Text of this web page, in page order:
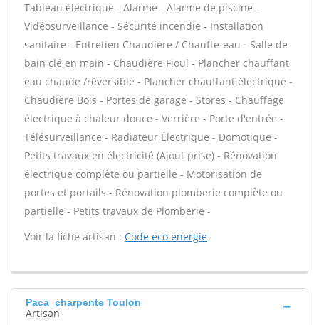
Tableau électrique - Alarme - Alarme de piscine -
Vidéosurveillance - Sécurité incendie - Installation
sanitaire - Entretien Chaudière / Chauffe-eau - Salle de
bain clé en main - Chaudière Fioul - Plancher chauffant
eau chaude /réversible - Plancher chauffant électrique -
Chaudière Bois - Portes de garage - Stores - Chauffage
électrique à chaleur douce - Verrière - Porte d'entrée -
Télésurveillance - Radiateur Électrique - Domotique -
Petits travaux en électricité (Ajout prise) - Rénovation
électrique complète ou partielle - Motorisation de
portes et portails - Rénovation plomberie complète ou
partielle - Petits travaux de Plomberie -
Voir la fiche artisan : Code eco energie
Paca_charpente Toulon
Artisan